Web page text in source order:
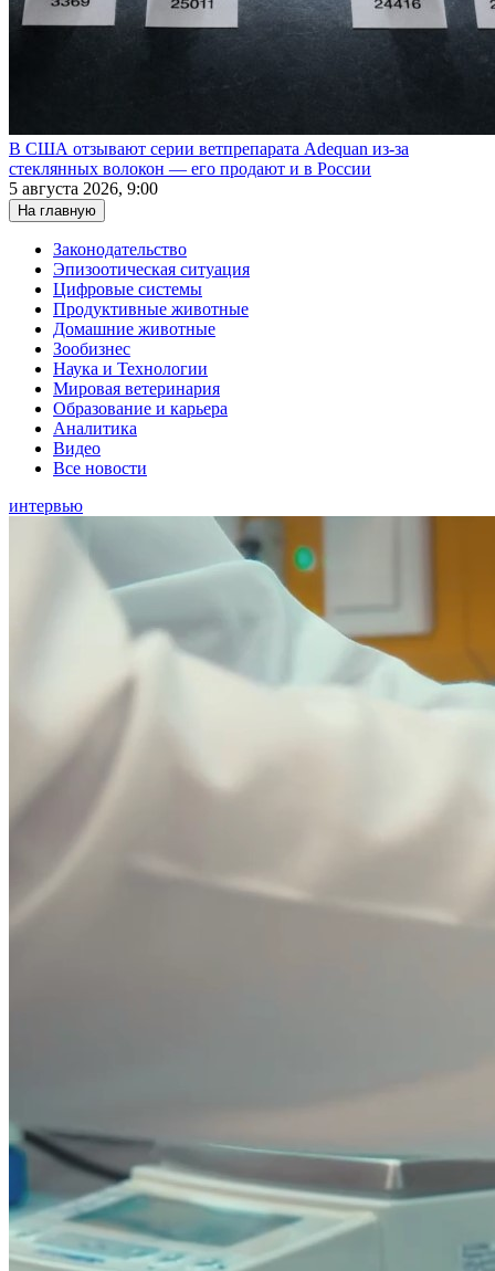
В США отзывают серии ветпрепарата Adequan из-за
стеклянных волокон — его продают и в России
5 августа 2026, 9:00
На главную
Законодательство
Эпизоотическая ситуация
Цифровые системы
Продуктивные животные
Домашние животные
Зообизнес
Наука и Технологии
Мировая ветеринария
Образование и карьера
Аналитика
Видео
Все новости
интервью